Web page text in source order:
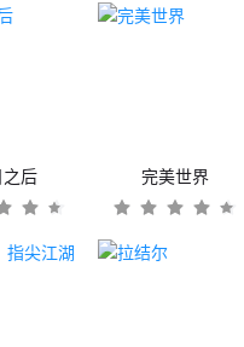
后 完美世界